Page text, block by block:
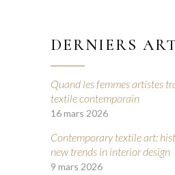
DERNIERS
Quand les femmes artistes
textile contemporain
16 mars 2026
Contemporary textile art:
new trends in interior design
9 mars 2026